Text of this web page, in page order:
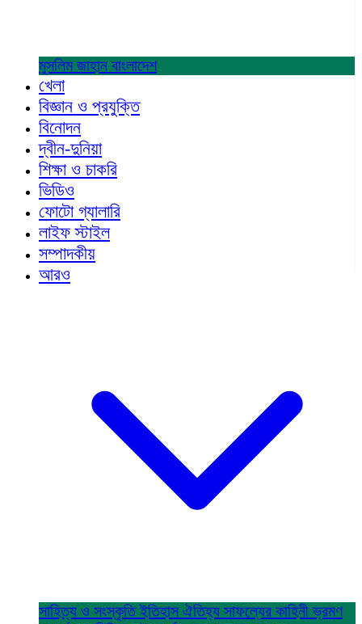
মুসলিম জাহান বাংলাদেশ
খেলা
বিজ্ঞান ও প্রযুক্তি
বিনোদন
দ্বীন-দুনিয়া
শিক্ষা ও চাকরি
ভিডিও
ফোটো গ্যালারি
লাইফ স্টাইল
সম্পাদকীয়
আরও
সাহিত্য ও সংস্কৃতিইতিহাস ঐতিহ্য সাফল্যের কাহিনীভ্রমণ